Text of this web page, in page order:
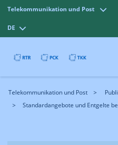
Telekommunikation und Post
DE
Telekommunikation und Post
Standardangebote und Entgelte